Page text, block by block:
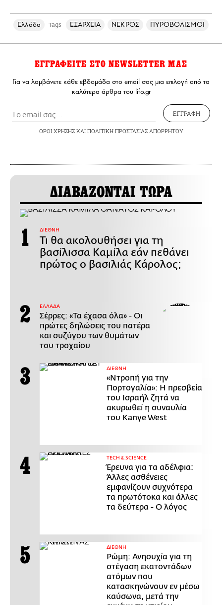
Ελλάδα Tags ΕΞΑΡΧΕΙΑ ΝΕΚΡΟΣ ΠΥΡΟΒΟΛΙΣΜΟΙ
ΕΓΓΡΑΦΕΙΤΕ ΣΤΟ NEWSLETTER ΜΑΣ
Για να λαμβάνετε κάθε εβδομάδα στο email σας μια επιλογή από τα
καλύτερα άρθρα του lifo.gr
ΕΓΓΡΑΦΗ
ΟΡΟΙ ΧΡΗΣΗΣΚΑΙ ΠΟΛΙΤΙΚΗ ΠΡΟΣΤΑΣΙΑΣ ΑΠΟΡΡΗΤΟΥ
ΔΙΑΒΑΖΟΝΤΑΙ ΤΩΡΑ
ΔΙΕΘΝΗ
Τι θα ακολουθήσει για τη
βασίλισσα Καμίλα εάν πεθάνει
πρώτος ο βασιλιάς Κάρολος;
ΕΛΛΑΔΑ
Σέρρες: «Τα έχασα όλα» - Οι
πρώτες δηλώσεις του πατέρα
και συζύγου των θυμάτων
του τροχαίου
ΔΙΕΘΝΗ
«Ντροπή για την
Πορτογαλία»: Η πρεσβεία
του Ισραήλ ζητά να
ακυρωθεί η συναυλία
του Kanye West
ΤECH & SCIENCE
Έρευνα για τα αδέλφια:
Άλλες ασθένειες
εμφανίζουν συχνότερα
τα πρωτότοκα και άλλες
τα δεύτερα - Ο λόγος
ΔΙΕΘΝΗ
Ρώμη: Ανησυχία για τη
στέγαση εκατοντάδων
ατόμων που
κατασκηνώνουν εν μέσω
καύσωνα, μετά την